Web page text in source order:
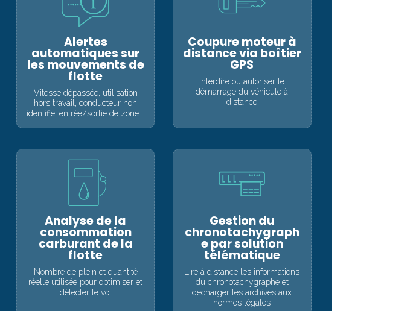
Alertes
automatiques sur
les mouvements de
flotte
Vitesse dépassée, utilisation
hors travail, conducteur non
identifié, entrée/sortie de zone...
Coupure moteur à
distance via boîtier
GPS
Interdire ou autoriser le
démarrage du véhicule à
distance
Analyse de la
consommation
carburant de la
flotte
Nombre de plein et quantité
réelle utilisée pour optimiser et
détecter le vol
Gestion du
chronotachygraph
e par solution
télématique
Lire à distance les informations
du chronotachygraphe et
décharger les archives aux
normes légales